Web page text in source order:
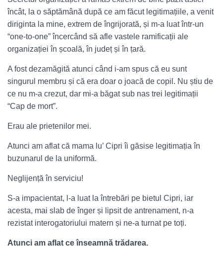
încât, la o săptămână după ce am făcut legitimațiile, a venit
diriginta la mine, extrem de îngrijorată, și m-a luat într-un
“one-to-one” încercând să afle vastele ramificații ale
organizației în școală, în județ și în țară.
A fost dezamăgită atunci când i-am spus că eu sunt
singurul membru și că era doar o joacă de copil. Nu știu de
ce nu m-a crezut, dar mi-a băgat sub nas trei legitimații
“Cap de mort”.
Erau ale prietenilor mei.
Atunci am aflat că mama lu’ Cipri îi găsise legitimația în
buzunarul de la uniformă.
Neglijență în serviciu!
S-a impacientat, l-a luat la întrebări pe bietul Cipri, iar
acesta, mai slab de înger și lipsit de antrenament, n-a
rezistat interogatoriului matern și ne-a turnat pe toți.
Atunci am aflat ce înseamnă trădarea.